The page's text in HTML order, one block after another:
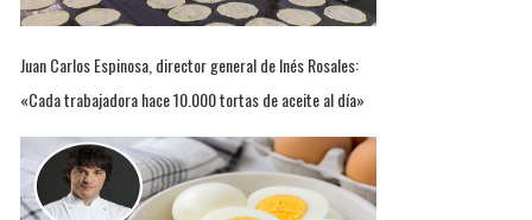
Juan Carlos Espinosa, director general de Inés Rosales:
«Cada trabajadora hace 10.000 tortas de aceite al día»